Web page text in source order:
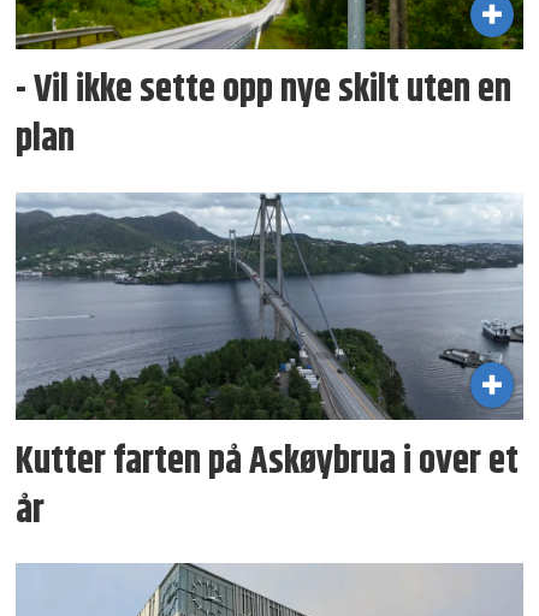
- Vil ikke sette opp nye skilt uten en
plan
Kutter farten på Askøybrua i over et
år